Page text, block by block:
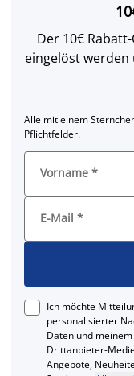
Der 10€
eingelöst
Alle mit einem
Pflichtfelder.
Vorname *
E-Mail *
Ich möchte
personalisierter
Daten und
Drittanbieter-
Angebote,